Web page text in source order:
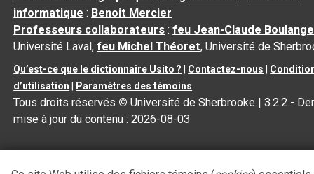
informatique : Benoit Mercier
Professeurs collaborateurs :feu Jean-Claude
Université Laval,feu Michel Théoret, Université de
Qu’est-ce que le dictionnaire Usito ? Contactez-nous
d’utilisation
Paramètres des témoins
Tous droits réservés © Université de Sherbrooke |3.2.2 -
mise à jour du contenu :2026-08-03